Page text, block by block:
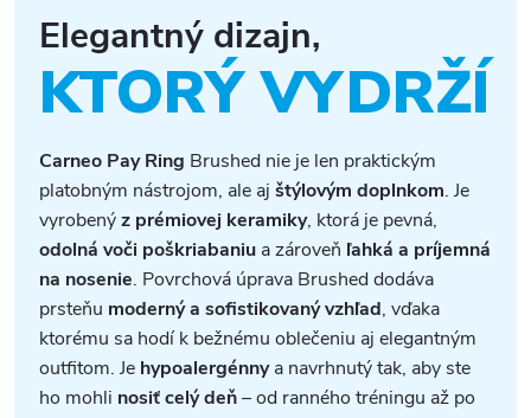
Elegantný dizajn,
KTORÝ VYDRŽÍ
Carneo Pay Ring Brushed nie je len praktickým
platobným nástrojom, ale ajštýlovým doplnkom. Je
vyrobenýz prémiovej keramiky, ktorá je pevná,
odolná voči poškriabaniu a zároveň ľahká a príjemná
na nosenie. Povrchová úprava Brushed dodáva
prsteňu moderný a sofistikovaný vzhľad, vďaka
ktorému sa hodí k bežnému oblečeniu aj elegantným
outfitom. Je hypoalergénnya navrhnutý tak, aby ste
ho mohli nosiť celý deň– od ranného tréningu až po